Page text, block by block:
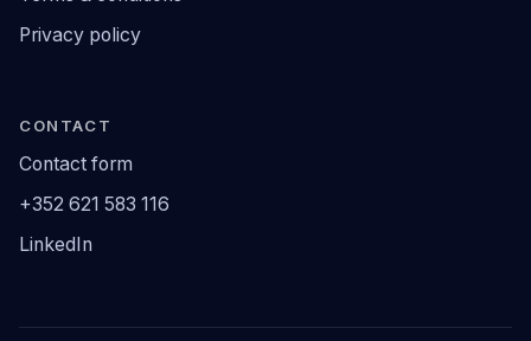
Privacy policy
CONTACT
Contact form
+352 621 583 116
LinkedIn